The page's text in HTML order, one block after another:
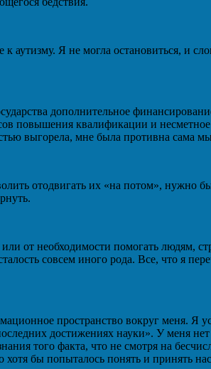
аутизму. Я не могла остановиться, и
дополнительное
повышения квалификации и несметное
выгорела, мне была противна сама
отодвигать их «на потом», нужно
или от необходимости помогать людям,
совсем иного рода. Все, что я
пространство вокруг меня. Я
достижениях науки». У меня
того факта, что не смотря на
бы попыталось понять и принять